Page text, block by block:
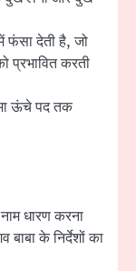
फंसा देती है, जो
प्रभावित करती
ऊंचे पद तक
धारण करना
बाबा के निर्देशों का